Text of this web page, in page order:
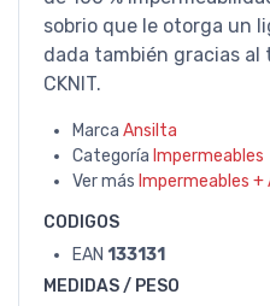
sobrio que le otorga un
dada también gracias al
CKNIT.
Marca Ansilta
Categoría Impermeables
Ver más Impermeables +
CODIGOS
EAN 133131
MEDIDAS / PESO